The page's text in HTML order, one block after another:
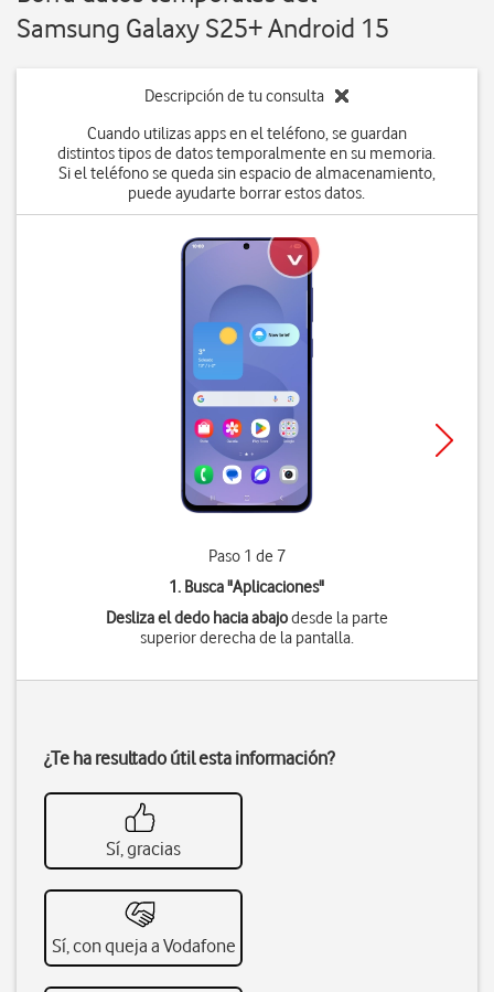
Samsung Galaxy S25+ Android 15
Descripción de tu consulta
Cuando utilizas apps en el teléfono, se guardan
distintos tipos de datos temporalmente en su memoria.
Si el teléfono se queda sin espacio de almacenamiento,
puede ayudarte borrar estos datos.
Paso 1 de 7
1. Busca "Aplicaciones"
Desliza el dedo hacia abajodesde la parte
superior derecha de la pantalla.
¿Te ha resultado útil esta información?
Sí, gracias
Sí, con queja a Vodafone